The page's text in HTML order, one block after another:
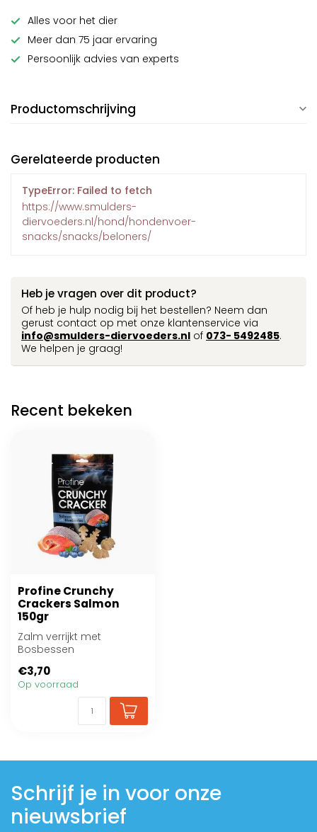
Alles voor het dier
Meer dan 75 jaar ervaring
Persoonlijk advies van experts
Productomschrijving
Gerelateerde producten
TypeError: Failed to fetch
https://www.smulders-
diervoeders.nl/hond/hondenvoer-
snacks/snacks/beloners/
Heb je vragen over dit product?
Of heb je hulp nodig bij het bestellen? Neem dan
gerust contact op met onze klantenservice via
info@smulders-diervoeders.nl of 073- 5492485.
We helpen je graag!
Recent bekeken
Profine Crunchy
Crackers Salmon
150gr
Zalm verrijkt met
Bosbessen
€3,70
Op voorraad
Schrijf je in voor onze
nieuwsbrief